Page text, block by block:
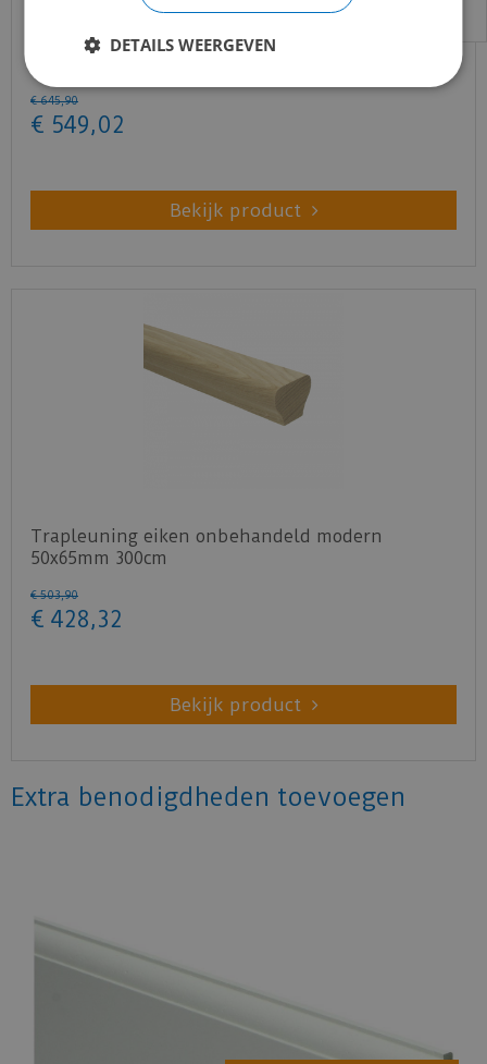
Trapleuning eik onbehandeld sleutelgat
€ 645,90
€ 549,02
Bekijk product
Trapleuning eiken onbehandeld modern
50x65mm 300cm
€ 503,90
€ 428,32
Bekijk product
Extra benodigdheden toevoegen
DETAILS WEERGEVEN